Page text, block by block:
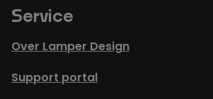
Service
Over Lamper Design
Support portal